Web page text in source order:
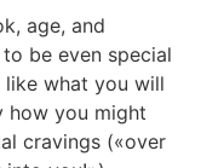
age, and
be even special
like what you will
how you might
cravings («over